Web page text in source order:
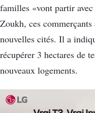
familles «vont partir
Zoukh, ces
nouvelles cités. Il a
récupérer 3 hectares de
nouveaux logements.